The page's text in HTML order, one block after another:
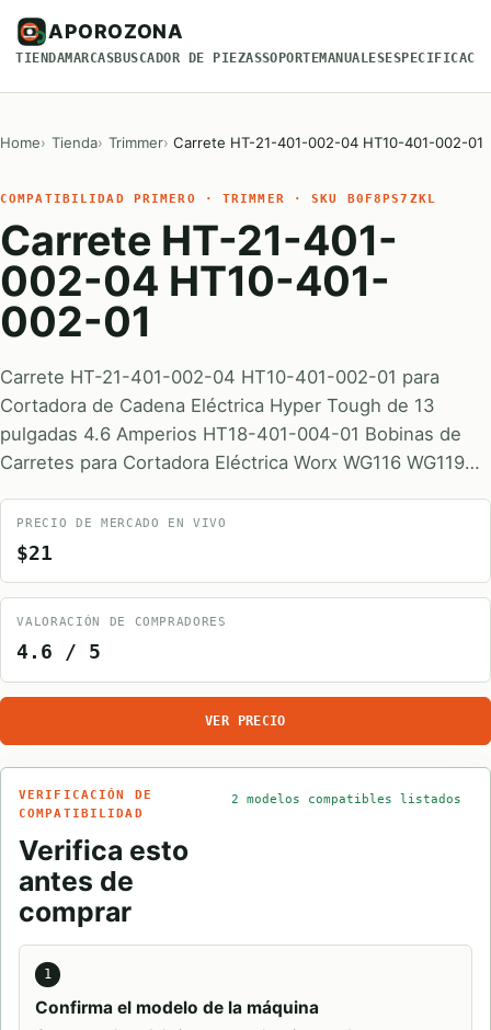
APOROZONA
TIENDAMARCASBUSCADOR DE PIEZASSOPORTEMANUALES
Home Tienda Trimmer Carrete HT-21-401-002-04 HT10-401-002-01
COMPATIBILIDAD PRIMERO · TRIMMER · SKU B0F8PS7ZKL
Carrete HT-21-401-
002-04 HT10-401-
002-01
Carrete HT-21-401-002-04 HT10-401-002-01 para
Cortadora de Cadena Eléctrica Hyper Tough de 13
pulgadas 4.6 Amperios HT18-401-004-01 Bobinas de
Carretes para Cortadora Eléctrica Worx WG116 WG119…
PRECIO DE MERCADO EN VIVO
$21
VALORACIÓN DE COMPRADORES
4.6 / 5
VER PRECIO
VERIFICACIÓN DE
COMPATIBILIDAD
Verifica esto
antes de
comprar
2 modelos compatibles listados
1
Confirma el modelo de la máquina